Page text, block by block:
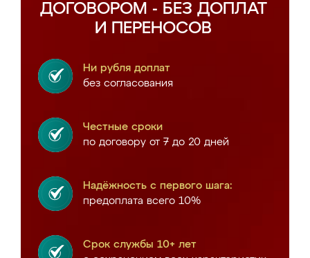
ДОГОВОРОМ - БЕЗ ДОПЛАТ
И ПЕРЕНОСОВ
Ни рубля доплат
без согласования
Честные сроки
по договору от 7 до 20 дней
Надёжность с первого шага:
предоплата всего 10%
Срок службы 10+ лет